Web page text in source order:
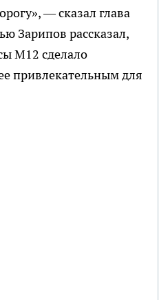
— сказал глава
Зарипов рассказал,
М12 сделало
привлекательным для